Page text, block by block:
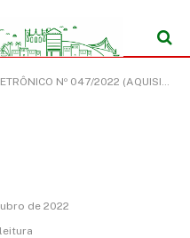
TIPO CAMINHONETE 4X4, VISANDO ATENDER AS NECESSIDADES DA SECRETARIA MUNICIPAL DE ASSISTÊNCIA SOCIAL DO MUNICÍPIO DE ACARÁ/PA)
de 2022